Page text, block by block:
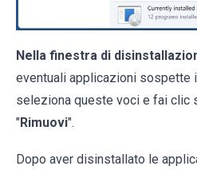
Nella finestra di
eventuali applicazioni sospette
seleziona queste voci e fai clic
"Rimuovi".
Dopo aver disinstallato le